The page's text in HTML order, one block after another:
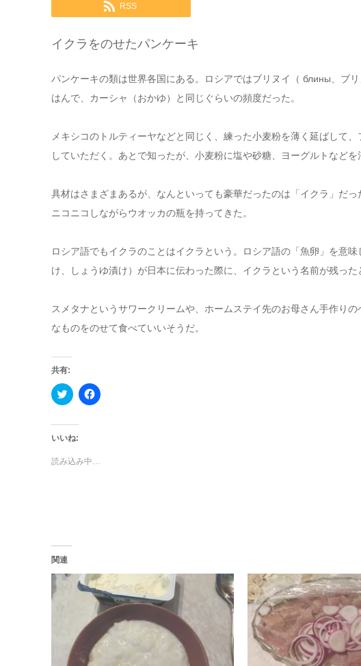
RSS
イクラをのせたパンケーキ
パンケーキの類は世界各国にある。ロシアではブリヌイ（ блины、ブ
はんで、カーシャ（おかゆ）と同じぐらいの頻度だった。
メキシコのトルティーヤなどと同じく、練った小麦粉を薄く延ばして
していただく。あとで知ったが、小麦粉に塩や砂糖、ヨーグルトなどを
具材はさまざまあるが、なんといっても豪華だったのは「イクラ」だ
ニコニコしながらウオッカの瓶を持ってきた。
ロシア語でもイクラのことはイクラという。ロシア語の「魚卵」を意
け、しょうゆ漬け）が日本に伝わった際に、イクラという名前が残った
スメタナというサワークリームや、ホームステイ先のお母さん手作り
なものをのせて食べていいそうだ。
共有:
ク
リ
し
て
Twitter
で
共
ウ
ま
す)
Facebook
で
ク
ウ
ィ
ン
ド
ウ
開
き
ま
いいね:
読み込み中…
関連